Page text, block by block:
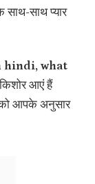
साथ प्यार
hindi, what
आएं हैं
आपके अनुसार